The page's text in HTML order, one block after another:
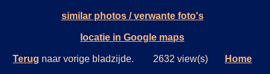
similar photos / verwante foto's
locatie in Google maps
Terug naar vorige bladzijde. 2632 view(s) Home